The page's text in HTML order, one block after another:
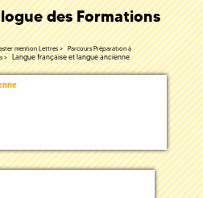
des Formations
mention Lettres
Parcours Préparation à
Langue française et langue ancienne